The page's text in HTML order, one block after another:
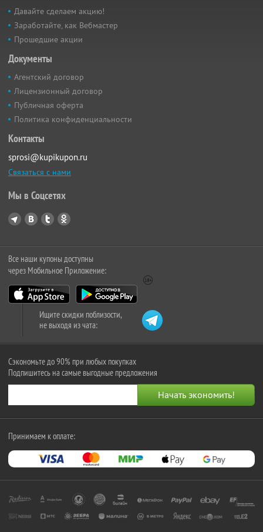
Давайте сделаем акцию!
Заработайте, как Вебмастер
Прошедшие акции
Документы
Агентский договор
Лицензионный договор
Публичная оферта
Политика конфиденциальности
Контакты
sprosi@kupikupon.ru
Связаться с нами
Мы в Соцсетях
Все наши купоны доступны
через Мобильное Приложение:
Ищите скидки поблизости,
не выходя из чата:
Сэкономьте до 90% при любых покупках
Подпишитесь на самые выгодные предложения
Принимаем к оплате: